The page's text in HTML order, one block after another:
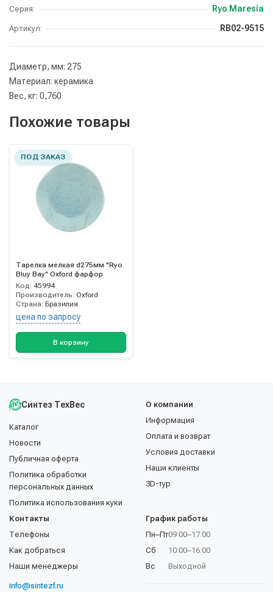
Серия: Ryo Maresia
Артикул: RB02-9515
Диаметр, мм: 275
Материал: керамика
Вес, кг: 0,760
Похожие товары
ПОД ЗАКАЗ
Тарелка мелкая d275мм "Ryo
Bluy Bay" Oxford фарфор
Код: 45994
Производитель: Oxford
Страна: Бразилия
цена по запросу
В корзину
Синтез ТехВес
Каталог
Новости
Публичная оферта
Политика обработки
персональных данных
Политика использования куки
О компании
Информация
Оплата и возврат
Условия доставки
Наши клиенты
3D-тур
Контакты
Телефоны
Как добраться
Наши менеджеры
info@sintezf.ru
График работы
Пн–Пт
Сб
Вс
09:00–17:00
10:00–16:00
Выходной